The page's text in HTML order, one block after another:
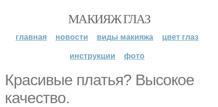
МАКИЯЖ ГЛАЗ
главная новости виды макияжа
цвет глаз
инструкции
фото
Красивые платья? Высокое
качество.